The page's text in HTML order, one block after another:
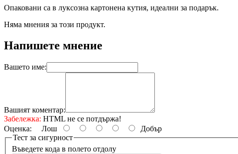
Опаковани са в луксозна картонена кутия, идеални за подарък.
Няма мнения за този продукт.
Напишете мнение
Вашето име:
Вашият коментар:
Забележка: HTML не се потдържа!
Оценка: Лош
Добър
Тест за сигурност
Въведете кода в полето отдолу